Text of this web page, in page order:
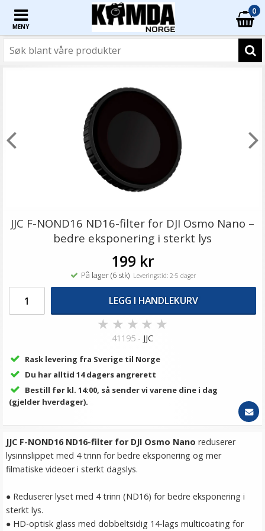
MENY
0
JJC F-NOND16 ND16-filter for DJI Osmo Nano –
bedre eksponering i sterkt lys
199 kr
På lager (6 stk)Leveringstid: 2-5 dager
LEGG I HANDLEKURV
★ ★ ★ ★ ★
41195 - JJC
Rask levering fra Sverige til Norge
Du har alltid 14 dagers angrerett
Bestill før kl. 14:00, så sender vi varene dine i dag
(gjelder hverdager).
JJC F-NOND16 ND16-filter for DJI Osmo Nano reduserer
lysinnslippet med 4 trinn for bedre eksponering og mer
filmatiske videoer i sterkt dagslys.
● Reduserer lyset med 4 trinn (ND16) for bedre eksponering i
sterkt lys.
● HD-optisk glass med dobbeltsidig 14-lags multicoating for